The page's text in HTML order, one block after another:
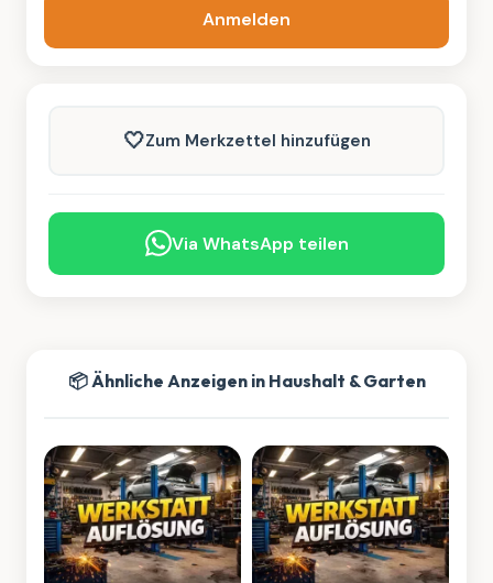
Anmelden
🤍Zum Merkzettel hinzufügen
Via WhatsApp teilen
📦 Ähnliche Anzeigen in Haushalt & Garten